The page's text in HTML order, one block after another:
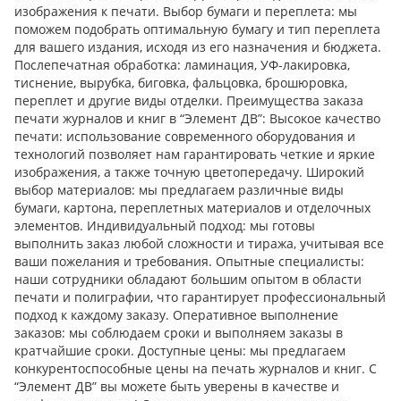
изображения к печати. Выбор бумаги и переплета: мы
поможем подобрать оптимальную бумагу и тип переплета
для вашего издания, исходя из его назначения и бюджета.
Послепечатная обработка: ламинация, УФ-лакировка,
тиснение, вырубка, биговка, фальцовка, брошюровка,
переплет и другие виды отделки. Преимущества заказа
печати журналов и книг в “Элемент ДВ”: Высокое качество
печати: использование современного оборудования и
технологий позволяет нам гарантировать четкие и яркие
изображения, а также точную цветопередачу. Широкий
выбор материалов: мы предлагаем различные виды
бумаги, картона, переплетных материалов и отделочных
элементов. Индивидуальный подход: мы готовы
выполнить заказ любой сложности и тиража, учитывая все
ваши пожелания и требования. Опытные специалисты:
наши сотрудники обладают большим опытом в области
печати и полиграфии, что гарантирует профессиональный
подход к каждому заказу. Оперативное выполнение
заказов: мы соблюдаем сроки и выполняем заказы в
кратчайшие сроки. Доступные цены: мы предлагаем
конкурентоспособные цены на печать журналов и книг. С
“Элемент ДВ” вы можете быть уверены в качестве и